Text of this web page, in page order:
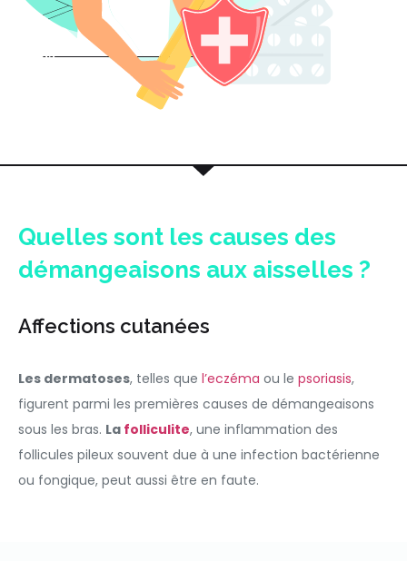
Quelles sont les causes des
démangeaisons aux aisselles ?
Affections cutanées
Les dermatoses, telles que l’eczéma ou le psoriasis,
figurent parmi les premières causes de démangeaisons
sous les bras. La folliculite, une inflammation des
follicules pileux souvent due à une infection bactérienne
ou fongique, peut aussi être en faute.